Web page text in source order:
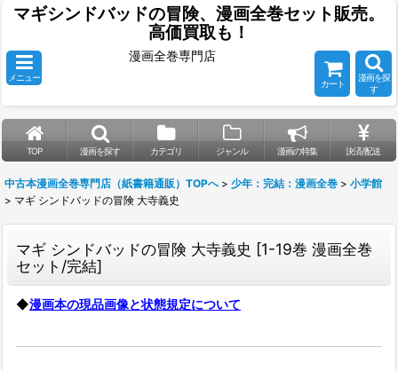
マギシンドバッドの冒険、漫画全巻セット販売。
高価買取も！
メニュー
漫画全巻専門店
カート
漫画を探
す
TOP 漫画を探す カテゴリ ジャンル 漫画の特集 決済/配送
中古本漫画全巻専門店（紙書籍通販）TOPへ > 少年：完結：漫画全巻 > 小学館
> マギ シンドバッドの冒険 大寺義史
マギ シンドバッドの冒険 大寺義史 [1-19巻 漫画全巻
セット/完結]
◆漫画本の現品画像と状態規定について